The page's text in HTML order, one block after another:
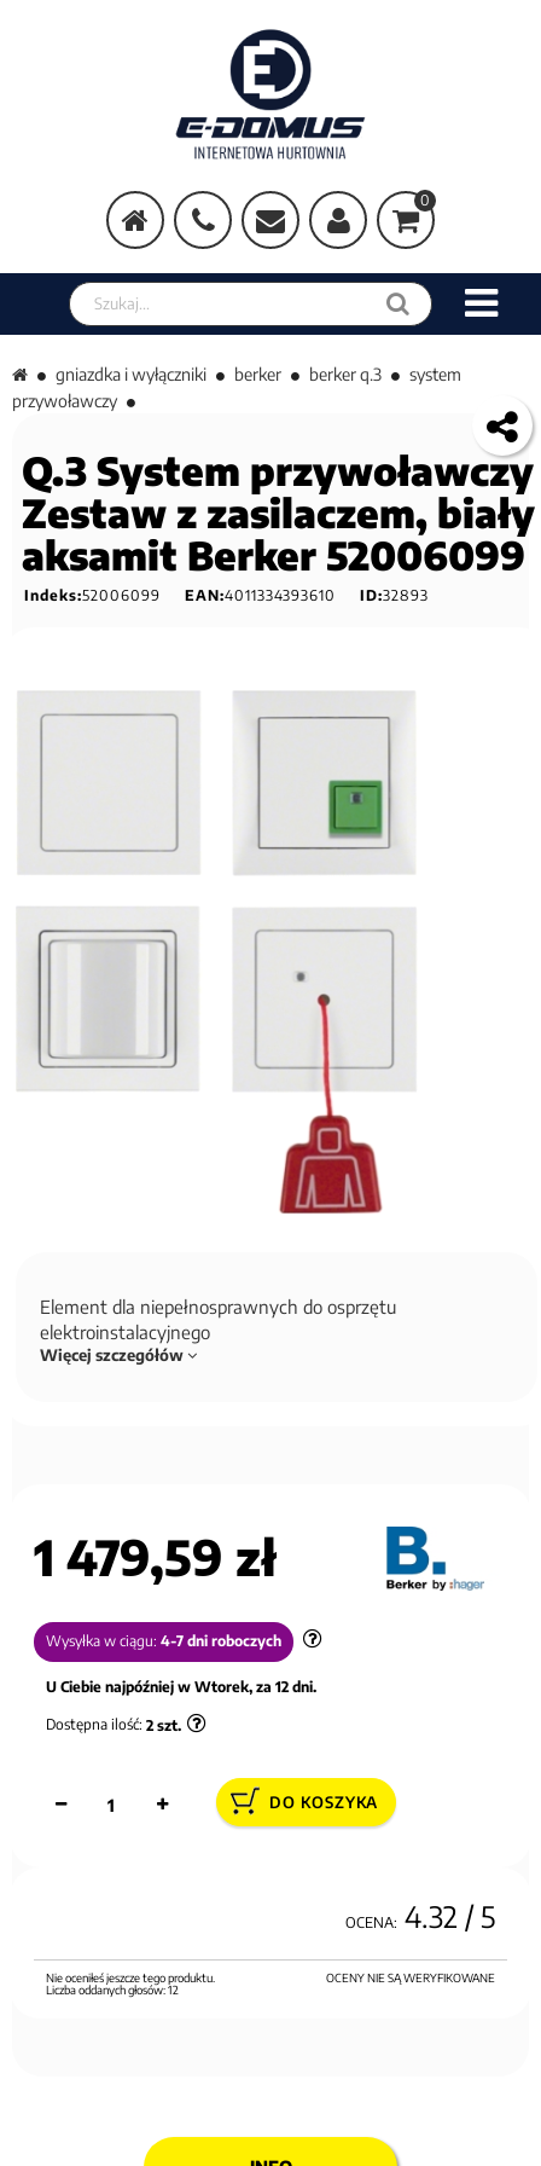
0
Szukaj w sklepie
gniazdka i wyłączniki berker berker q.3
system
przywoławczy
Q.3 System przywoławczy
Zestaw z zasilaczem, biały
aksamit Berker 52006099
Indeks:52006099 EAN:4011334393610 ID:32893
Element dla niepełnosprawnych do osprzętu
elektroinstalacyjnego
Więcej szczegółów
1 479,59 zł
Wysyłka w ciągu: 4-7 dni roboczych
U Ciebie najpóźniej w Wtorek, za 12 dni.
Dostępna ilość: 2 szt.
DO KOSZYKA
OCENA: 4.32 / 5
OCENY NIE SĄ WERYFIKOWANE
Nie oceniłeś jeszcze tego produktu.
Liczba oddanych głosów:12